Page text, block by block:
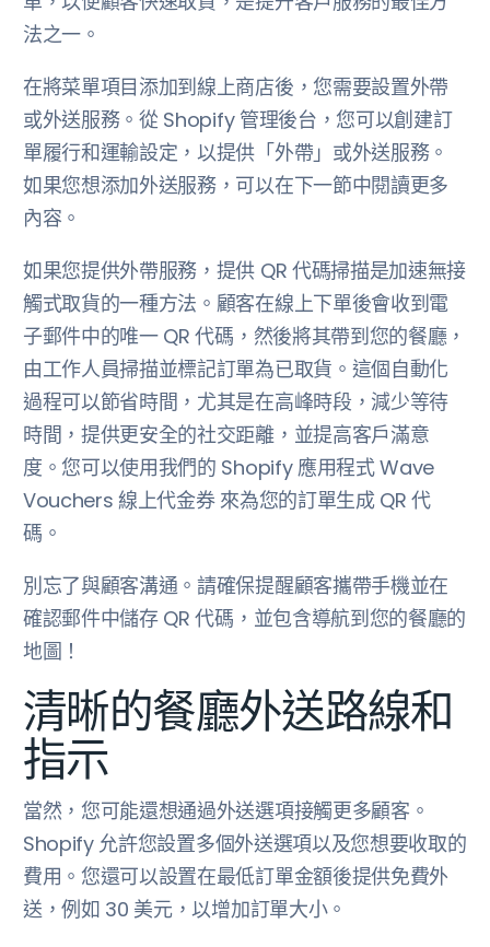
法之一。
在將菜單項目添加到線上商店後，您需要設置外帶
或外送服務。從 Shopify 管理後台，您可以創建訂
單履行和運輸設定，以提供「外帶」或外送服務。
如果您想添加外送服務，可以在下一節中閱讀更多
內容。
如果您提供外帶服務，提供 QR 代碼掃描是加速無接
觸式取貨的一種方法。顧客在線上下單後會收到電
子郵件中的唯一 QR 代碼，然後將其帶到您的餐廳，
由工作人員掃描並標記訂單為已取貨。這個自動化
過程可以節省時間，尤其是在高峰時段，減少等待
時間，提供更安全的社交距離，並提高客戶滿意
度。您可以使用我們的 Shopify 應用程式 Wave
Vouchers 線上代金券 來為您的訂單生成 QR 代
碼。
別忘了與顧客溝通。請確保提醒顧客攜帶手機並在
確認郵件中儲存 QR 代碼，並包含導航到您的餐廳的
地圖！
清晰的餐廳外送路線和
指示
當然，您可能還想通過外送選項接觸更多顧客。
Shopify 允許您設置多個外送選項以及您想要收取的
費用。您還可以設置在最低訂單金額後提供免費外
送，例如 30 美元，以增加訂單大小。